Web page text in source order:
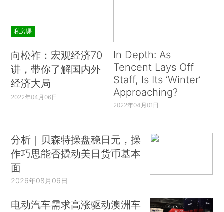
私房课
向松祚：宏观经济70
讲，带你了解国内外
经济大局
2022年04月06日
In Depth: As
Tencent Lays Off
Staff, Is Its ‘Winter’
Approaching?
2022年04月01日
分析｜贝森特操盘稳日元，操
作巧思能否撬动美日货币基本
面
2026年08月06日
电动汽车需求高涨驱动澳洲车